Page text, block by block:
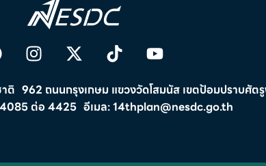
962 ถนนกรุงเกษม แขวงวัดโสมนัส เขตป้อมปราบศัต
ต่อ 4425 อีเมล: 14thplan@nesdc.go.th